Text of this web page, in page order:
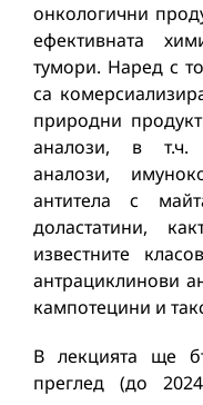
онкологични
ефективната
тумори. Наред с
са
природни
аналози, в т.ч.
аналози,
антитела с
доластатини,
известните
антрациклинови
кампотецини и
В лекцията ще
преглед (до